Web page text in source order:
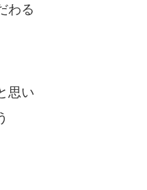
わる
思い